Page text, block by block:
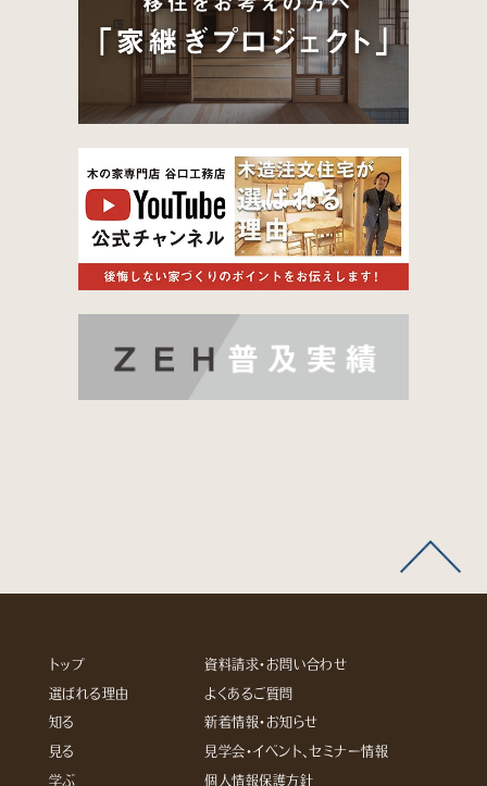
トップ
選ばれる理由
知る
見る
学ぶ
資料請求・お問い合わせ
よくあるご質問
新着情報・お知らせ
見学会・イベント、セミナー情報
個人情報保護方針